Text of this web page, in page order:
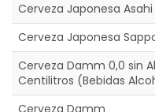
Cerveza Japonesa
Cerveza Japonesa
Cerveza Damm 0,0 sin
Centilitros (Bebidas